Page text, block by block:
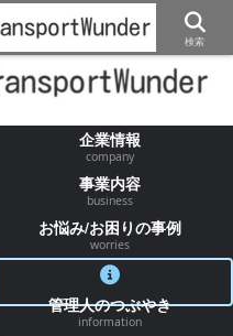
ましたらお気軽にご相談ください
企業情報
company
事業内容
business
お悩み/お困りの事例
worries
管理人のつぶやき
information
検索